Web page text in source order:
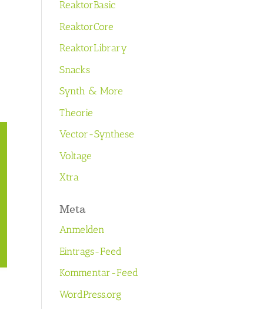
ReaktorBasic
ReaktorCore
ReaktorLibrary
Snacks
Synth & More
Theorie
Vector-Synthese
Voltage
Xtra
Meta
Anmelden
Eintrags-Feed
Kommentar-Feed
WordPress.org